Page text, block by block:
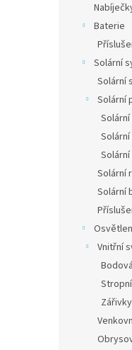
Baterie
Solární
Solární
Solární
Solární
Solární
Vnitřní
Bodová
Stropní
Zářivky